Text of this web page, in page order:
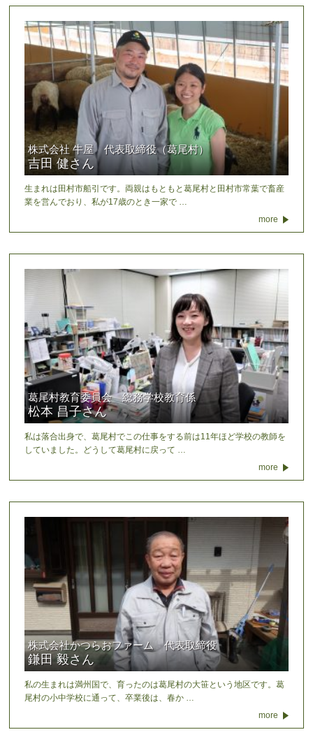
株式会社 牛屋 代表取締役（葛尾村）
吉田 健さん
生まれは田村市船引です。両親はもともと葛尾村と田村市常葉で畜産
業を営んでおり、私が17歳のとき一家で …
more
葛尾村教育委員会 総務学校教育係
松本 昌子さん
私は落合出身で、葛尾村でこの仕事をする前は11年ほど学校の教師を
していました。どうして葛尾村に戻って …
more
株式会社かつらおファーム 代表取締役
鎌田 毅さん
私の生まれは満州国で、育ったのは葛尾村の大笹という地区です。葛
尾村の小中学校に通って、卒業後は、春か …
more